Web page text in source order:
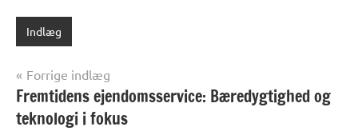
Indlæg
Indlægsnavigation
Forrige indlæg
Fremtidens ejendomsservice: Bæredygtighed og
teknologi i fokus